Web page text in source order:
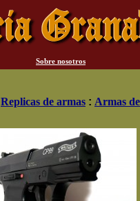
Sobre nosotros
Replicas de armas : Armas